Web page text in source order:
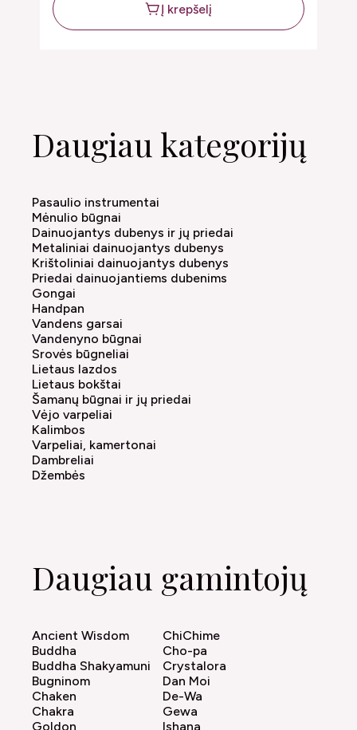
Į krepšelį
Daugiau kategorijų
Pasaulio instrumentai
Mėnulio būgnai
Dainuojantys dubenys ir jų priedai
Metaliniai dainuojantys dubenys
Krištoliniai dainuojantys dubenys
Priedai dainuojantiems dubenims
Gongai
Handpan
Vandens garsai
Vandenyno būgnai
Srovės būgneliai
Lietaus lazdos
Lietaus bokštai
Šamanų būgnai ir jų priedai
Vėjo varpeliai
Kalimbos
Varpeliai, kamertonai
Dambreliai
Džembės
Daugiau gamintojų
Ancient Wisdom
Buddha
Buddha Shakyamuni
Bugninom
Chaken
Chakra
ChiChime
Cho-pa
Crystalora
Dan Moi
De-Wa
Gewa
Goldon
Ishana